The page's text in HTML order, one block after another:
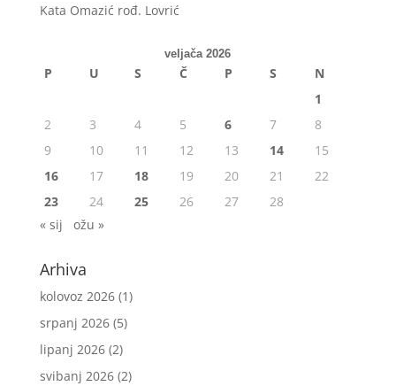
Kata Omazić rođ. Lovrić
veljača 2026
P U S Č P S
N
1
2
3 4 5 6 7
8
9
10 11 12 13 14
15
16
17 18 19 20 21
22
23
24 25 26 27
28
« sij
ožu »
Arhiva
kolovoz 2026(1)
srpanj 2026(5)
lipanj 2026(2)
svibanj 2026(2)